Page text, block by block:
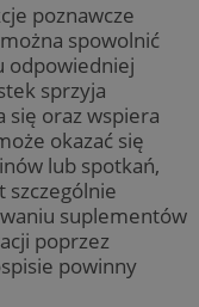
poznawcze
spowolnić
odpowiedniej
sprzyja
się oraz wspiera
okazać się
lub spotkań,
szczególnie
suplementów
poprzez
powinny